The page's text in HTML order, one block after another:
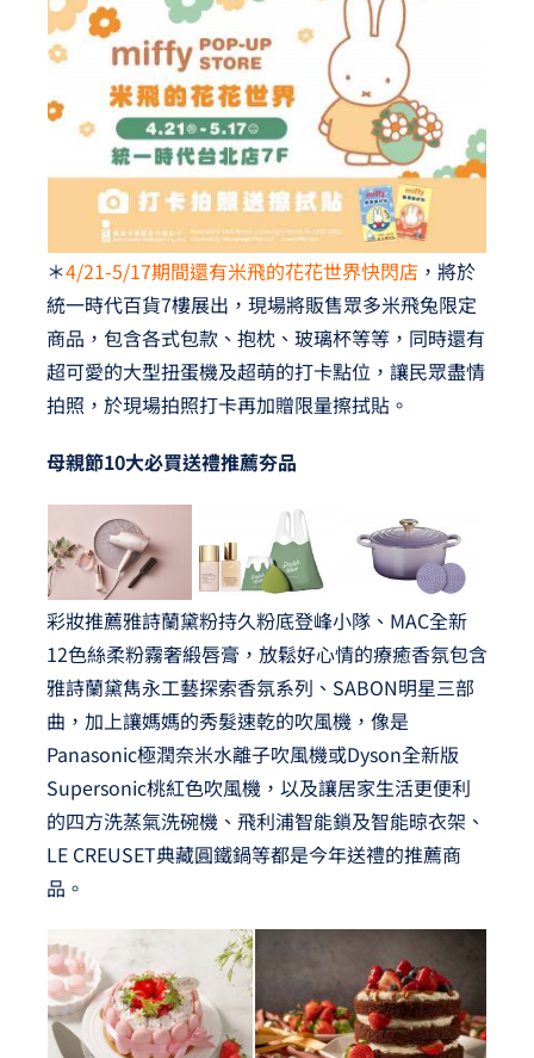
＊4/21-5/17期間還有米飛的花花世界快閃店 ，將於
統一時代百貨7樓展出，現場將販售眾多米飛兔限定
商品，包含各式包款、抱枕、玻璃杯等等，同時還有
超可愛的大型扭蛋機及超萌的打卡點位，讓民眾盡情
拍照，於現場拍照打卡再加贈限量擦拭貼。
母親節10大必買送禮推薦夯品
彩妝推薦雅詩蘭黛粉持久粉底登峰小隊、MAC全新
12色絲柔粉霧奢緞唇膏，放鬆好心情的療癒香氛包含
雅詩蘭黛雋永工藝探索香氛系列、SABON明星三部
曲，加上讓媽媽的秀髮速乾的吹風機，像是
Panasonic極潤奈米水離子吹風機或Dyson全新版
Supersonic桃紅色吹風機，以及讓居家生活更便利
的四方洗蒸氣洗碗機、飛利浦智能鎖及智能晾衣架、
LE CREUSET典藏圓鐵鍋等都是今年送禮的推薦商
品。